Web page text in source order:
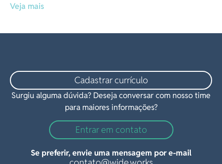
Veja mais
Cadastrar currículo
Surgiu alguma dúvida? Deseja conversar com nosso time
para maiores informações?
Entrar em contato
Se preferir, envie uma mensagem por e-mail